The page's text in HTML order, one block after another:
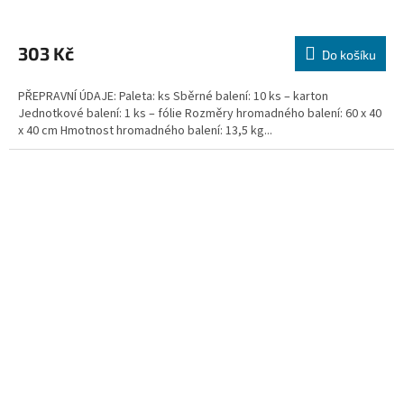
303 Kč Do košíku
PŘEPRAVNÍ ÚDAJE: Paleta: ks Sběrné balení: 10 ks – karton
Jednotkové balení: 1 ks – fólie Rozměry hromadného balení: 60 x 40
x 40 cm Hmotnost hromadného balení: 13,5 kg...